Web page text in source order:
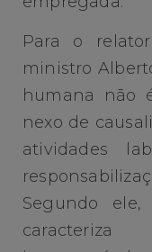
Para o
ministro
humana não
nexo de
atividades
Segundo